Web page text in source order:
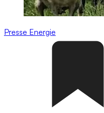
Presse Energie